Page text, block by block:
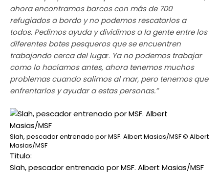
ahora encontramos barcos con más de 700
refugiados a bordo y no podemos rescatarlos a
todos. Pedimos ayuda y dividimos a la gente entre los
diferentes botes pesqueros que se encuentren
trabajando cerca del lugar. Ya no podemos trabajar
como lo hacíamos antes, ahora tenemos muchos
problemas cuando salimos al mar, pero tenemos que
enfrentarlos y ayudar a estas personas.”
Slah, pescador entrenado por MSF. Albert Masias/MSF© Albert
Masias/MSF
Título:
Slah, pescador entrenado por MSF. Albert Masias/MSF